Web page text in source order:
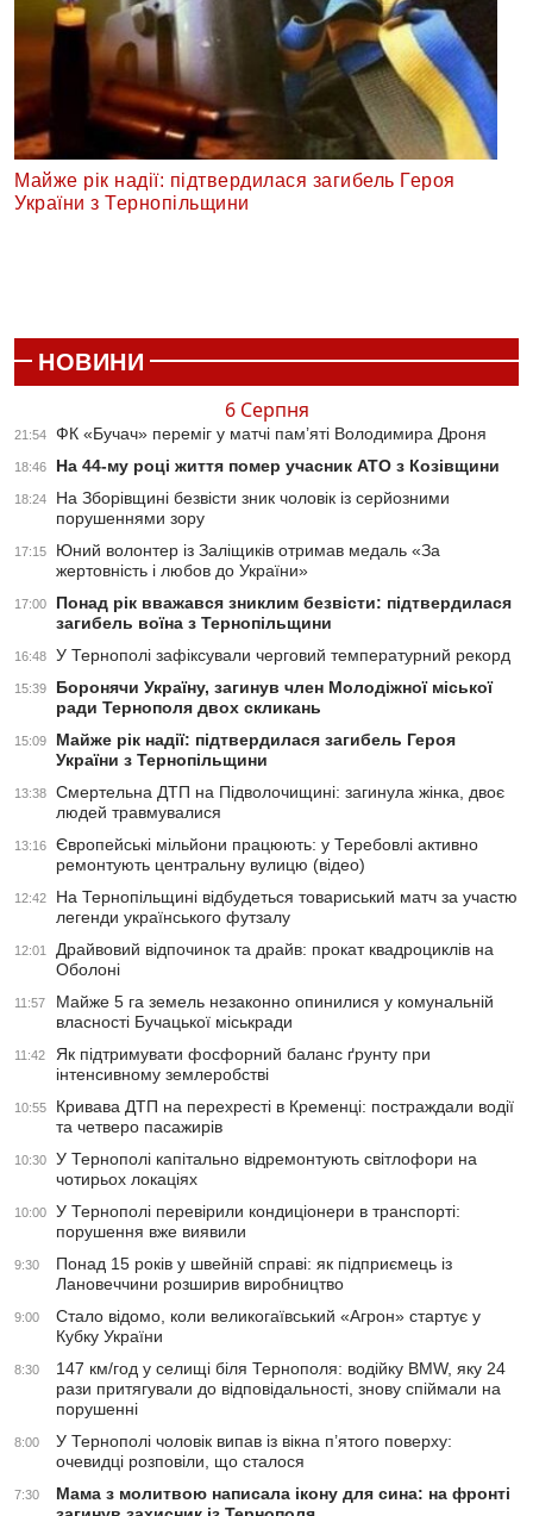
Майже рік надії: підтвердилася загибель Героя
України з Тернопільщини
НОВИНИ
6 Серпня
21:54 ФК «Бучач» переміг у матчі пам’яті Володимира Дроня
18:46 На 44-му році життя помер учасник АТО з Козівщини
18:24
На Зборівщині безвісти зник чоловік із серйозними
порушеннями зору
17:15
Юний волонтер із Заліщиків отримав медаль «За
жертовність і любов до України»
17:00
Понад рік вважався зниклим безвісти: підтвердилася
загибель воїна з Тернопільщини
16:48 У Тернополі зафіксували черговий температурний рекорд
15:39
Боронячи Україну, загинув член Молодіжної міської
ради Тернополя двох скликань
15:09
Майже рік надії: підтвердилася загибель Героя
України з Тернопільщини
13:38
Смертельна ДТП на Підволочищині: загинула жінка, двоє
людей травмувалися
13:16
Європейські мільйони працюють: у Теребовлі активно
ремонтують центральну вулицю (відео)
12:42
На Тернопільщині відбудеться товариський матч за участю
легенди українського футзалу
12:01
Драйвовий відпочинок та драйв: прокат квадроциклів на
Оболоні
11:57
Майже 5 га земель незаконно опинилися у комунальній
власності Бучацької міськради
11:42
Як підтримувати фосфорний баланс ґрунту при
інтенсивному землеробстві
10:55
Кривава ДТП на перехресті в Кременці: постраждали водії
та четверо пасажирів
10:30
У Тернополі капітально відремонтують світлофори на
чотирьох локаціях
10:00
У Тернополі перевірили кондиціонери в транспорті:
порушення вже виявили
9:30
Понад 15 років у швейній справі: як підприємець із
Лановеччини розширив виробництво
9:00
Стало відомо, коли великогаївський «Агрон» стартує у
Кубку України
8:30
147 км/год у селищі біля Тернополя: водійку BMW, яку 24
рази притягували до відповідальності, знову спіймали на
порушенні
8:00
У Тернополі чоловік випав із вікна п’ятого поверху:
очевидці розповіли, що сталося
7:30
Мама з молитвою написала ікону для сина: на фронті